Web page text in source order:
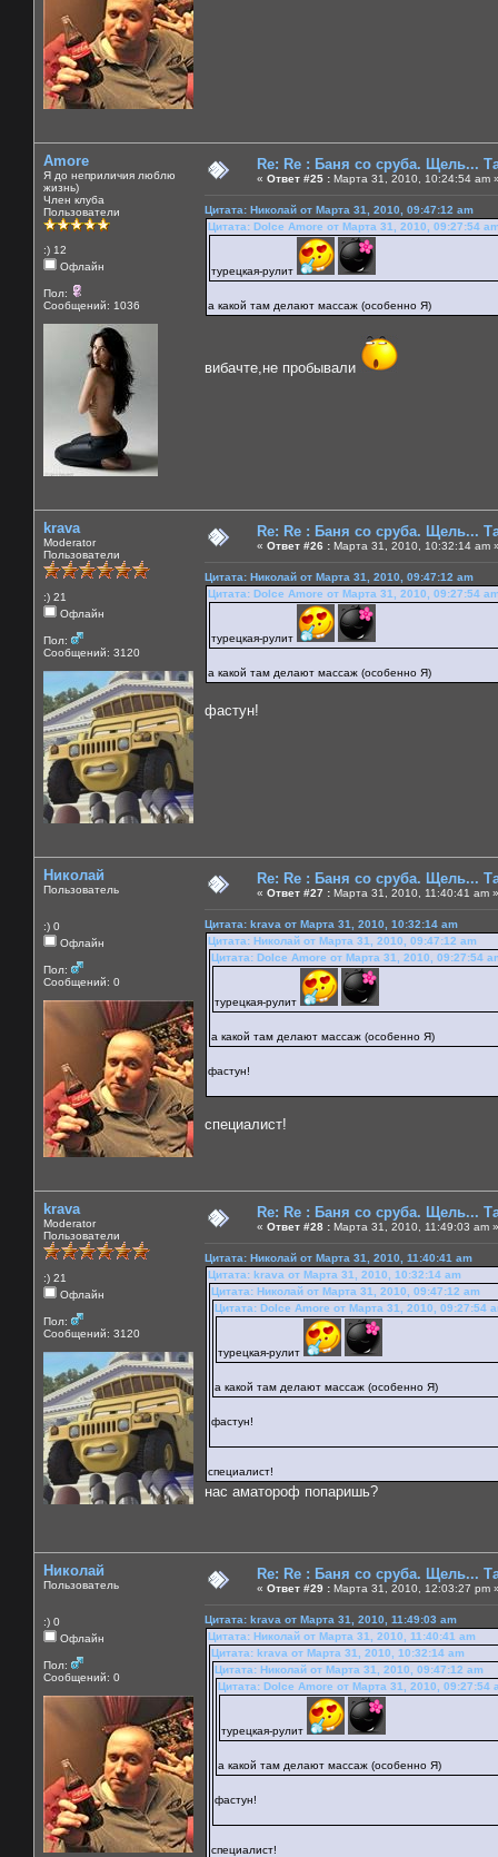
Amore
Я до неприличия люблю
жизнь)
Член клуба
Пользователи
:) 12
Офлайн
Пол:
Сообщений: 1036
Re: Re : Баня со сруба. Щель...
« Ответ #25 : Марта 31, 2010, 10:24:54 am
Цитата: Николай от Марта 31, 2010, 09:47:12 am
Цитата: Dolce Amore от Марта 31, 2010, 09:27:54
турецкая-рулит
а какой там делают массаж (особенно Я)
вибачте,не пробывали
krava
Moderator
Пользователи
:) 21
Офлайн
Пол:
Сообщений: 3120
Re: Re : Баня со сруба. Щель...
« Ответ #26 : Марта 31, 2010, 10:32:14 am
Цитата: Николай от Марта 31, 2010, 09:47:12 am
Цитата: Dolce Amore от Марта 31, 2010, 09:27:54
турецкая-рулит
а какой там делают массаж (особенно Я)
фастун!
Николай
Пользователь
:) 0
Офлайн
Пол:
Сообщений: 0
Re: Re : Баня со сруба. Щель...
« Ответ #27 : Марта 31, 2010, 11:40:41 am »
Цитата: krava от Марта 31, 2010, 10:32:14 am
Цитата: Николай от Марта 31, 2010, 09:47:12 am
Цитата: Dolce Amore от Марта 31, 2010, 09:27:54
турецкая-рулит
а какой там делают массаж (особенно Я)
фастун!
специалист!
krava
Moderator
Пользователи
:) 21
Офлайн
Пол:
Сообщений: 3120
Re: Re : Баня со сруба. Щель...
« Ответ #28 : Марта 31, 2010, 11:49:03 am »
Цитата: Николай от Марта 31, 2010, 11:40:41 am
Цитата: krava от Марта 31, 2010, 10:32:14 am
Цитата: Николай от Марта 31, 2010, 09:47:12 am
Цитата: Dolce Amore от Марта 31, 2010, 09:27:54
турецкая-рулит
а какой там делают массаж (особенно Я)
фастун!
специалист!
нас аматороф попаришь?
Николай
Пользователь
:) 0
Офлайн
Пол:
Сообщений: 0
Re: Re : Баня со сруба. Щель...
« Ответ #29 : Марта 31, 2010, 12:03:27 pm
Цитата: krava от Марта 31, 2010, 11:49:03 am
Цитата: Николай от Марта 31, 2010, 11:40:41 am
Цитата: krava от Марта 31, 2010, 10:32:14 am
Цитата: Николай от Марта 31, 2010, 09:47:12 am
Цитата: Dolce Amore от Марта 31, 2010, 09:27:54
турецкая-рулит
а какой там делают массаж (особенно Я)
фастун!
специалист!